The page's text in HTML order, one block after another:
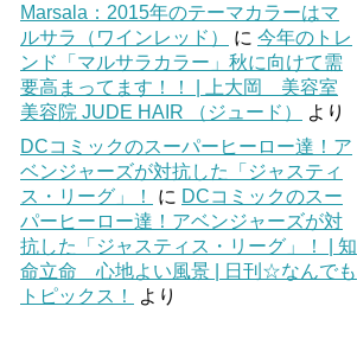
Marsala：2015年のテーマカラーはマ
ルサラ（ワインレッド）
に 今年のトレ
ンド「マルサラカラー」秋に向けて需
要高まってます！！ | 上大岡 美容室
美容院 JUDE HAIR （ジュード）
より
DCコミックのスーパーヒーロー達！ア
ベンジャーズが対抗した「ジャスティ
ス・リーグ」！
に DCコミックのスー
パーヒーロー達！アベンジャーズが対
抗した「ジャスティス・リーグ」！ | 知
命立命 心地よい風景 | 日刊☆なんでも
トピックス！
より